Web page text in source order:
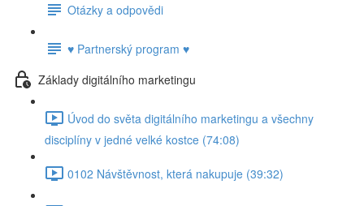
Otázky a odpovědi
♥ Partnerský program ♥
Základy digitálního marketingu
Úvod do světa digitálního marketingu a všechny
disciplíny v jedné velké kostce (74:08)
0102 Návštěvnost, která nakupuje (39:32)